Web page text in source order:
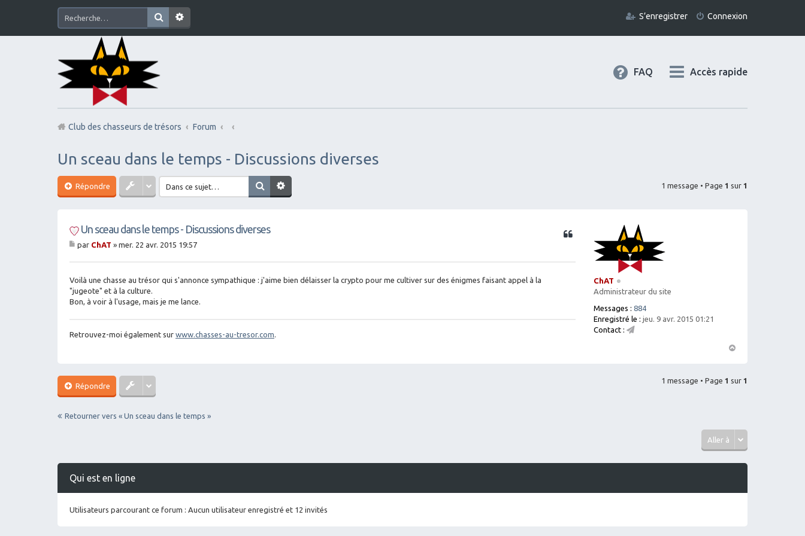
Connexion
S’enregistrer
Accès rapide
FAQ
Club des chasseurs de trésors Forum
Un sceau dans le temps - Discussions diverses
Répondre 1 message • Page 1 sur 1
ChAT
Administrateur du site
Messages : 884
Enregistré le : jeu. 9 avr. 2015 01:21
Contact :
Un sceau dans le temps - Discussions diverses Citation
g
e
par ChAT » mer. 22 avr. 2015 19:57
Voilà une chasse au trésor qui s'annonce sympathique : j'aime bien délaisser la crypto pour me cultiver sur des énigmes faisant appel à la
"jugeote" et à la culture.
Bon, à voir à l'usage, mais je me lance.
Retrouvez-moi également sur www.chasses-au-tresor.com.
ut
Répondre
1 message • Page 1 sur 1
Retourner vers « Un sceau dans le temps »
Aller à
Qui est en ligne
Utilisateurs parcourant ce forum : Aucun utilisateur enregistré et 12 invités